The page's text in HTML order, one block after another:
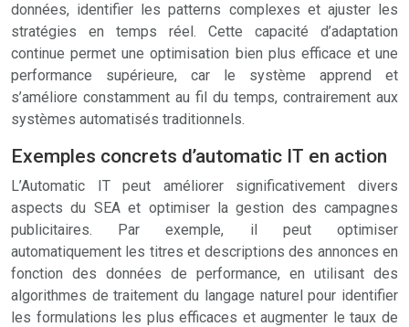
données, identifier les patterns complexes et ajuster les
stratégies en temps réel. Cette capacité d’adaptation
continue permet une optimisation bien plus efficace et une
performance supérieure, car le système apprend et
s’améliore constamment au fil du temps, contrairement aux
systèmes automatisés traditionnels.
Exemples concrets d’automatic IT en action
L’Automatic IT peut améliorer significativement divers
aspects du SEA et optimiser la gestion des campagnes
publicitaires. Par exemple, il peut optimiser
automatiquement les titres et descriptions des annonces en
fonction des données de performance, en utilisant des
algorithmes de traitement du langage naturel pour identifier
les formulations les plus efficaces et augmenter le taux de